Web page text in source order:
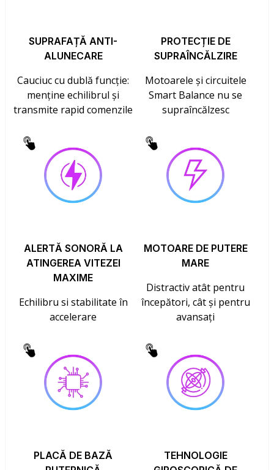
SUPRAFAȚĂ ANTI-
ALUNECARE
Cauciuc cu dublă funcție:
menține echilibrul și
transmite rapid comenzile
PROTECȚIE DE
SUPRAÎNCĂLZIRE
Motoarele și circuitele
Smart Balance nu se
supraîncălzesc
ALERTĂ SONORĂ LA
ATINGEREA VITEZEI
MAXIME
Echilibru si stabilitate în
accelerare
MOTOARE DE PUTERE
MARE
Distractiv atât pentru
începători, cât și pentru
avansați
PLACĂ DE BAZĂ
TEHNOLOGIE